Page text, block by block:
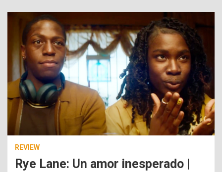
REVIEW
Rye Lane: Un amor inesperado |